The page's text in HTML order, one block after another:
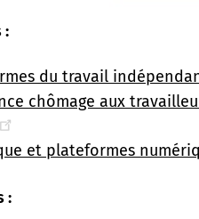
:
du travail
chômage aux
et plateformes
: